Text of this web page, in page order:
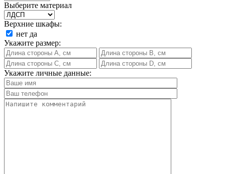
Выберите материал
Верхние шкафы:
нет да
Укажите размер:
Укажите личные данные: